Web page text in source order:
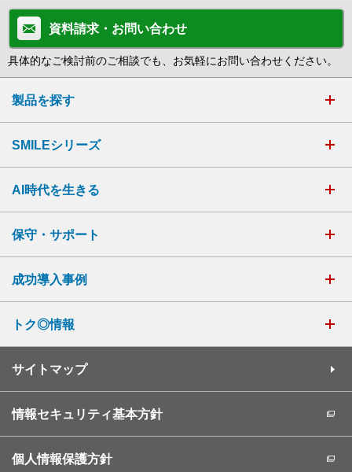
資料請求・お問い合わせ
具体的なご検討前のご相談でも、お気軽にお問い合わせください。
製品を探す
SMILEシリーズ
AI時代を生きる
保守・サポート
成功導入事例
トク◎情報
サイトマップ
情報セキュリティ基本方針
個人情報保護方針